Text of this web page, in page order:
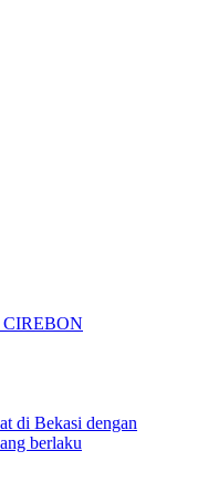
CIREBON
di Bekasi dengan
berlaku